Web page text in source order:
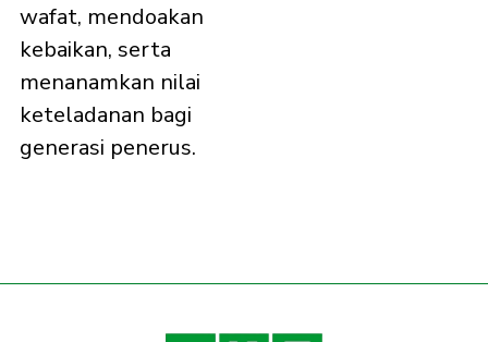
wafat, mendoakan
kebaikan, serta
menanamkan nilai
keteladanan bagi
generasi penerus.